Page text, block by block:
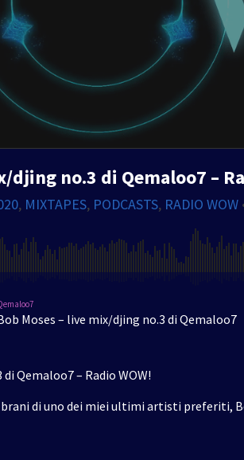
djing no.3 di Qemaloo7 –
, MIXTAPES, PODCASTS, RADIO WOW
Moses – live mix/djing no.3 di Qemaloo7
Qemaloo7 – Radio WOW!
di uno dei miei ultimi artisti preferiti,